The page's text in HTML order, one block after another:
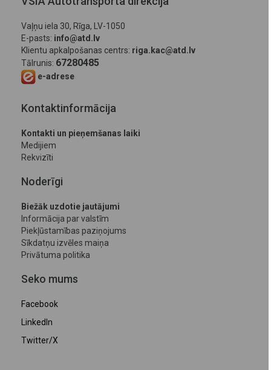
Vaļņu iela 30, Rīga, LV-1050
E-pasts: info@atd.lv
Klientu apkalpošanas centrs: riga.kac@atd.lv
Tālrunis: 67280485
e-adrese
Kontaktinformācija
Kontakti un pieņemšanas laiki
Medijiem
Rekvizīti
Noderīgi
Biežāk uzdotie jautājumi
Informācija par valstīm
Piekļūstamības paziņojums
Sīkdatņu izvēles maiņa
Privātuma politika
Seko mums
Facebook
LinkedIn
Twitter/X